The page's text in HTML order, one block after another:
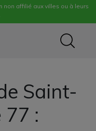
non affilié aux villes ou à leurs
Saint-
77 :